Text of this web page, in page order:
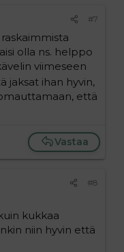
#7
olla ns. helppo
viimeseen
jaksat ihan hyvin,
että
Vastaa
#8
kukkaa
niin hyvin että